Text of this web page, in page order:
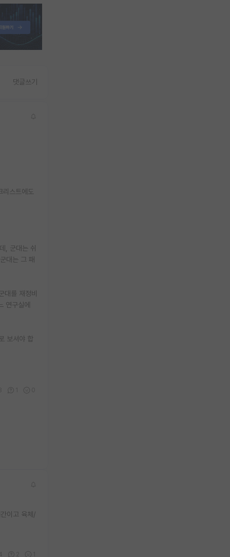
댓글쓰기
스트에도
, 군대는 쉬
대는 그 패
를 재정비
연구실에
보셔야 합
이고 육체/